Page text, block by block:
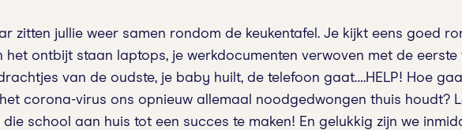
zitten jullie weer samen rondom de keukentafel. Je kijkt eens goed
het ontbijt staan laptops, je werkdocumenten verwoven met de eerste
van de oudste, je baby huilt, de telefoon gaat….HELP! Hoe
corona-virus ons opnieuw allemaal noodgedwongen thuis houdt?
die school aan huis tot een succes te maken! En gelukkig zijn we